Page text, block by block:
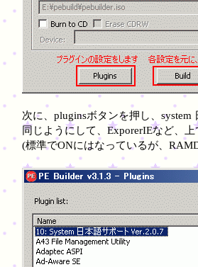
次に、pluginsボタンを押し、system
同じようにして、ExporerIEなど、
(標準でONにはなっているが、